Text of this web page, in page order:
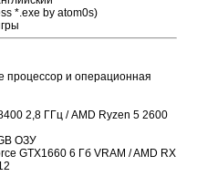
*.exe by atom0s)
процессор и операционная
2,8 ГГц / AMD Ryzen 5 2600
ОЗУ
GTX1660 6 Гб VRAM / AMD RX